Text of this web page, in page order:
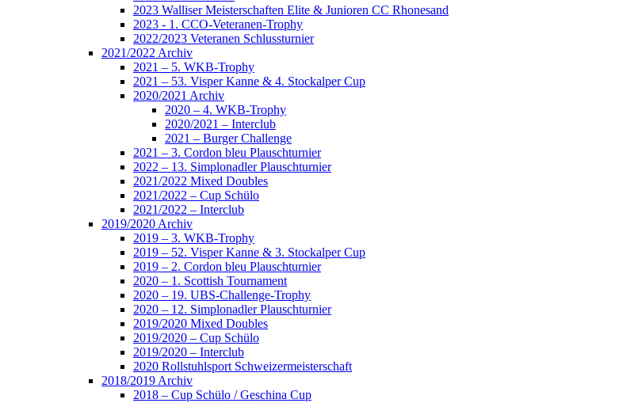
2023 Walliser Meisterschaften Elite & Junioren CC Rhonesand
2023 - 1. CCO-Veteranen-Trophy
2022/2023 Veteranen Schlussturnier
2021/2022 Archiv
2021 – 5. WKB-Trophy
2021 – 53. Visper Kanne & 4. Stockalper Cup
2020/2021 Archiv
2020 – 4. WKB-Trophy
2020/2021 – Interclub
2021 – Burger Challenge
2021 – 3. Cordon bleu Plauschturnier
2022 – 13. Simplonadler Plauschturnier
2021/2022 Mixed Doubles
2021/2022 – Cup Schülo
2021/2022 – Interclub
2019/2020 Archiv
2019 – 3. WKB-Trophy
2019 – 52. Visper Kanne & 3. Stockalper Cup
2019 – 2. Cordon bleu Plauschturnier
2020 – 1. Scottish Tournament
2020 – 19. UBS-Challenge-Trophy
2020 – 12. Simplonadler Plauschturnier
2019/2020 Mixed Doubles
2019/2020 – Cup Schülo
2019/2020 – Interclub
2020 Rollstuhlsport Schweizermeisterschaft
2018/2019 Archiv
2018 – Cup Schülo / Geschina Cup